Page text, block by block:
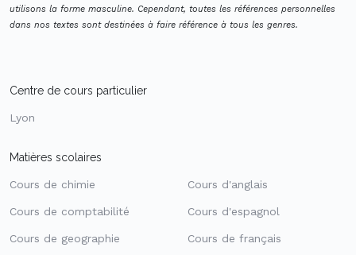
utilisons la forme masculine. Cependant, toutes les références personnelles
dans nos textes sont destinées à faire référence à tous les genres.
Centre de cours particulier
Lyon
Matières scolaires
Cours de chimie
Cours de comptabilité
Cours de geographie
Cours d'anglais
Cours d'espagnol
Cours de français